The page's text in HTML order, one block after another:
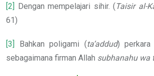
[2] Dengan mempelajari sihir. (Taisir al-
61)
[3] Bahkan poligami (ta’addud) perkara
sebagaimana firman Allah subhanahu wa